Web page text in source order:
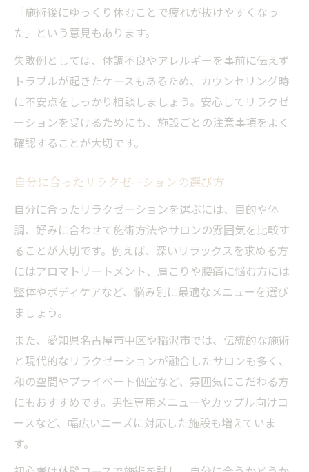
「施術後にゆっくり休むことで疲れが抜けやすくなっ
た」という意見もあります。
失敗例としては、体調不良やアレルギーを事前に伝えず
トラブルが起きたケースもあるため、カウンセリング時
に不安点をしっかり相談しましょう。安心してリラクゼ
ーションを受けるためにも、施設ごとの注意事項をよく
確認することが大切です。
自分に合ったリラクゼーションの選び方
自分に合ったリラクゼーションを選ぶには、目的や体
調、好みに合わせて施術方法やサロンの雰囲気を比較す
ることが大切です。例えば、深いリラックスを求める方
にはアロマトリートメント、肩こりや腰痛に悩む方には
整体やボディケアなど、悩み別に最適なメニューを選び
ましょう。
また、愛知県名古屋市中区や稲沢市では、伝統的な施術
と現代的なリラクゼーションが融合したサロンも多く、
和の空間やプライベート個室など、雰囲気にこだわる方
にもおすすめです。男性専用メニューやカップル向けコ
ースなど、幅広いニーズに対応した施設も増えていま
す。